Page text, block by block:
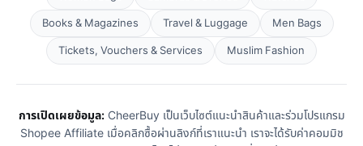
Books & Magazines
Travel & Luggage
Men Bags
Tickets, Vouchers & Services
Muslim Fashion
การเปิดเผยข้อมูล:CheerBuy เป็นเว็บไซต์แนะนำสินค้าและร่วมโปรแกรม
Shopee Affiliate เมื่อคลิกซื้อผ่านลิงก์ที่เราแนะนำ เราจะได้รับค่าคอมมิช